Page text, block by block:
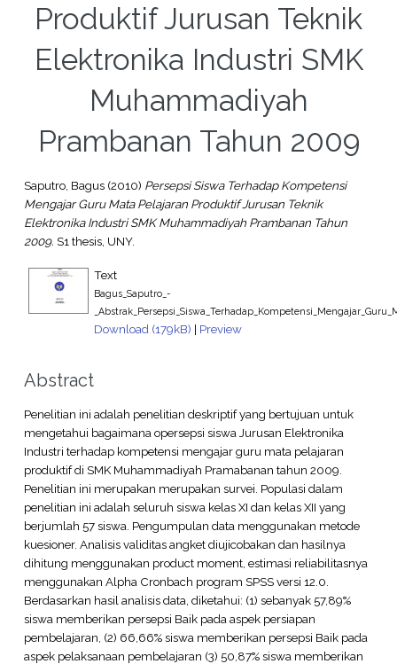
Produktif Jurusan Teknik
Elektronika Industri SMK
Muhammadiyah
Prambanan Tahun 2009
Saputro, Bagus(2010) Persepsi Siswa Terhadap Kompetensi
Mengajar Guru Mata Pelajaran Produktif Jurusan Teknik
Elektronika Industri SMK Muhammadiyah Prambanan Tahun
2009. S1 thesis, UNY.
Text
Bagus_Saputro_-
Download (179kB) | Preview
Abstract
Penelitian ini adalah penelitian deskriptif yang bertujuan untuk
mengetahui bagaimana opersepsi siswa Jurusan Elektronika
Industri terhadap kompetensi mengajar guru mata pelajaran
produktif di SMK Muhammadiyah Pramabanan tahun 2009.
Penelitian ini merupakan merupakan survei. Populasi dalam
penelitian ini adalah seluruh siswa kelas XI dan kelas XII yang
berjumlah 57 siswa. Pengumpulan data menggunakan metode
kuesioner. Analisis validitas angket diujicobakan dan hasilnya
dihitung menggunakan product moment, estimasi reliabilitasnya
menggunakan Alpha Cronbach program SPSS versi 12.0.
Berdasarkan hasil analisis data, diketahui: (1) sebanyak 57,89%
siswa memberikan persepsi Baik pada aspek persiapan
pembelajaran, (2) 66,66% siswa memberikan persepsi Baik pada
aspek pelaksanaan pembelajaran (3) 50,87% siswa memberikan